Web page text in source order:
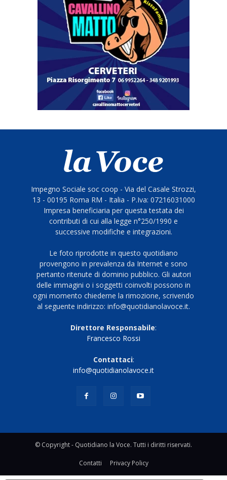
Impegno Sociale soc coop - Via del Casale Strozzi,
13 - 00195 Roma RM - Italia - P.Iva: 07216031000
Impresa beneficiaria per questa testata dei
contributi di cui alla legge n°250/1990 e
successive modifiche e integrazioni.
Le foto riprodotte in questo quotidiano
provengono in prevalenza da Internet e sono
pertanto ritenute di dominio pubblico. Gli autori
delle immagini o i soggetti coinvolti possono in
ogni momento chiederne la rimozione, scrivendo
al seguente indirizzo: info@quotidianolavoce.it.
Direttore Responsabile:
Francesco Rossi
Contattaci:
info@quotidianolavoce.it
© Copyright - Quotidiano la Voce. Tutti i diritti riservati.
Contatti Privacy Policy